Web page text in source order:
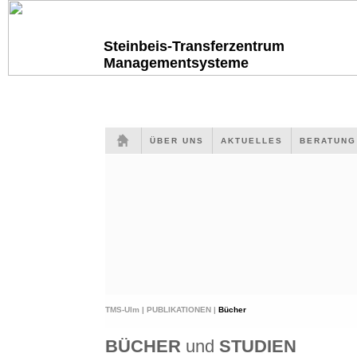
Steinbeis-Transferzentrum
Managementsysteme
ÜBER UNS AKTUELLES
TMS-Ulm | PUBLIKATIONEN | Bücher
BÜCHER und STUDIEN